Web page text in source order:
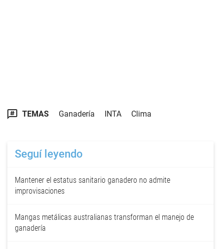
TEMAS Ganadería INTA Clima
Seguí leyendo
Mantener el estatus sanitario ganadero no admite
improvisaciones
Mangas metálicas australianas transforman el manejo de
ganadería